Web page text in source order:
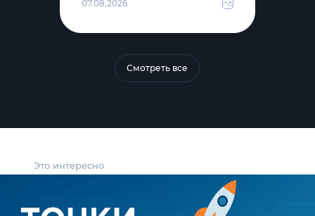
Это интересно
07.08.2026
Смотреть все